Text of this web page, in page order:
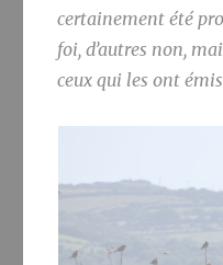
certainement été
foi, d’autres non,
ceux qui les ont